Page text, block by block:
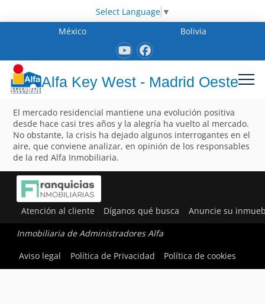
Select Language ▼
México
Bolivia
Alfa Key West - Madrid Oeste
El mercado residencial mantiene una evolución positiva
desde hace casi tres años y la alegría ha vuelto al mercado.
No obstante, la crisis ha dejado algunos interrogantes en el
aire, que conviene analizar, en opinión de los responsables
de la red Alfa Inmobiliaria.
Atención al cliente Díganos qué busca Anuncie su
Inmobiliaria de Administradores Alfa
Aviso legal
Política de Privacidad Política de cookies